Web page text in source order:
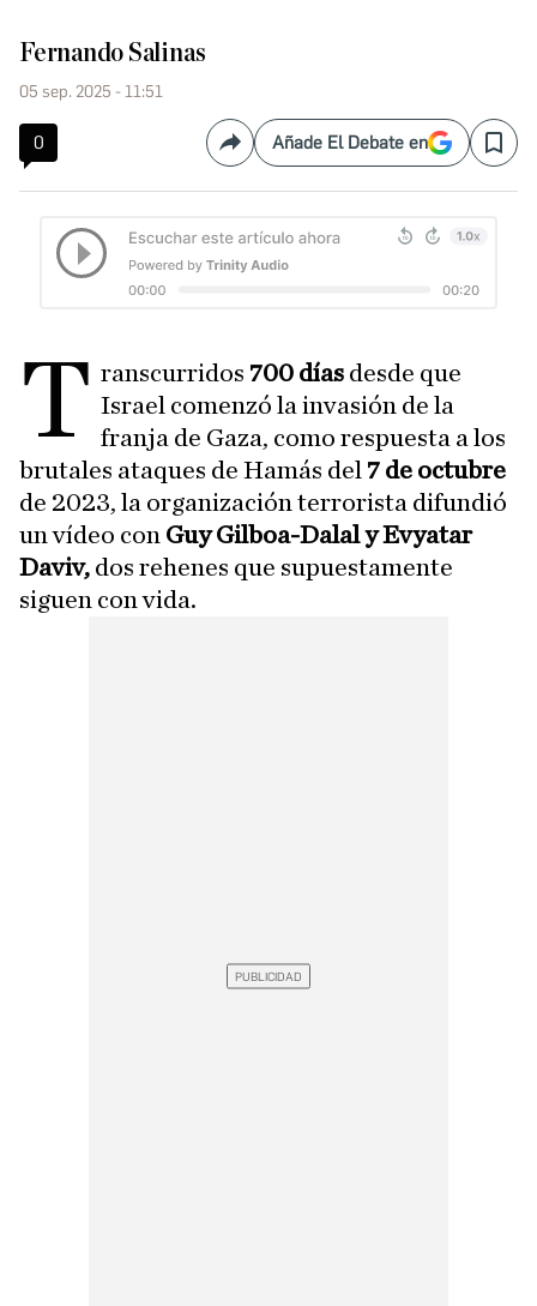
Fernando Salinas
05 sep. 2025 - 11:51
0 CompartirAñade El Debate en Save
T ranscurridos 700 días desde que
Israel comenzó la invasión de la
franja de Gaza, como respuesta a los
brutales ataques de Hamás del 7 de octubre
de 2023, la organización terrorista difundió
un vídeo con Guy Gilboa-Dalal y Evyatar
Daviv, dos rehenes que supuestamente
siguen con vida.